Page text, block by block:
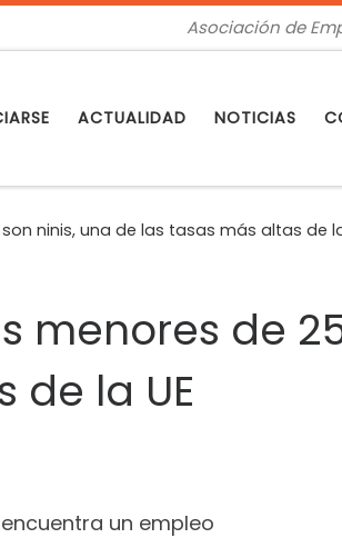
Asociación de
ACTUALIDAD NOTICIAS
ninis, una de las tasas más altas de
menores de
de la UE
un empleo